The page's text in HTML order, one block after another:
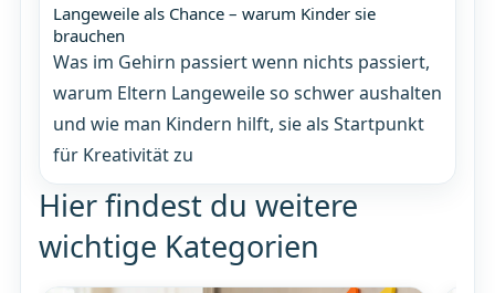
Langeweile als Chance – warum Kinder sie
brauchen
Was im Gehirn passiert wenn nichts passiert,
warum Eltern Langeweile so schwer aushalten
und wie man Kindern hilft, sie als Startpunkt
für Kreativität zu
Hier findest du weitere
wichtige Kategorien